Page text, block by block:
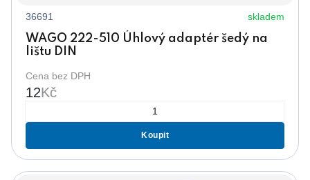
36691 skladem
WAGO 222-510 Úhlový adaptér šedý na
lištu DIN
Cena bez DPH
12Kč
Koupit